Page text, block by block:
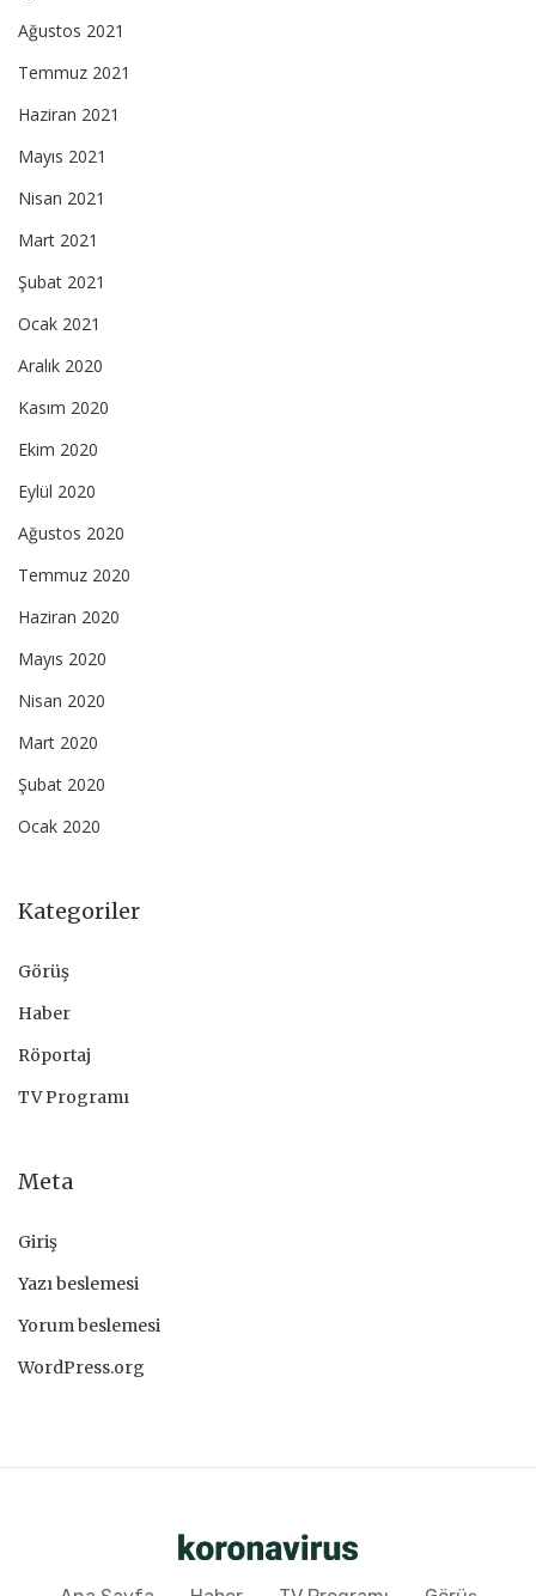
Ağustos 2021
Temmuz 2021
Haziran 2021
Mayıs 2021
Nisan 2021
Mart 2021
Şubat 2021
Ocak 2021
Aralık 2020
Kasım 2020
Ekim 2020
Eylül 2020
Ağustos 2020
Temmuz 2020
Haziran 2020
Mayıs 2020
Nisan 2020
Mart 2020
Şubat 2020
Ocak 2020
Kategoriler
Görüş
Haber
Röportaj
TV Programı
Meta
Giriş
Yazı beslemesi
Yorum beslemesi
WordPress.org